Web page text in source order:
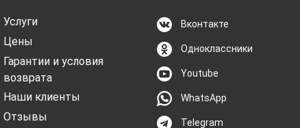
Услуги
Цены
Гарантии и условия
возврата
Наши клиенты
Отзывы
Вконтакте
Одноклассники
Youtube
WhatsApp
Telegram